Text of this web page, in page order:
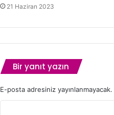
21 Haziran 2023
Bir yanıt yazın
E-posta adresiniz yayınlanmayacak.